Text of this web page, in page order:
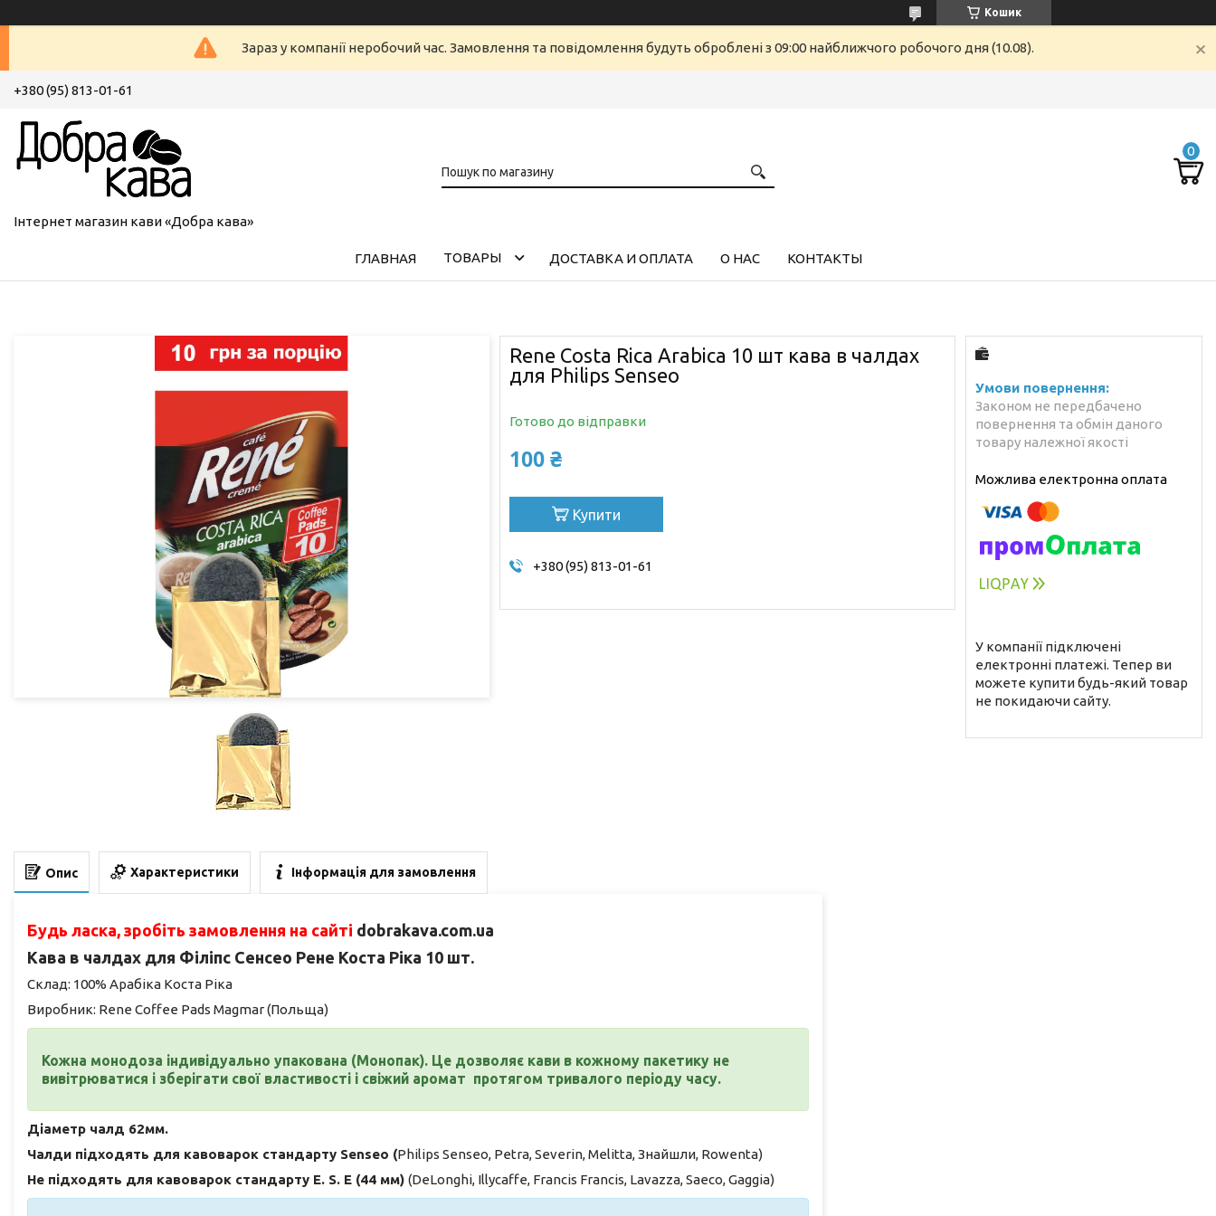
Кошик
Зараз у компанії неробочий час. Замовлення та повідомлення будуть оброблені з 09:00 найближчого робочого дня (10.08).
+380 (95) 813-01-61
Інтернет магазин кави «Добра кава»
ГЛАВНАЯ ТОВАРЫ ДОСТАВКА И ОПЛАТА О НАС КОНТАКТЫ
Rene Costa Rica Arabica 10 шт кава в чалдах
для Philips Senseo
Готово до відправки
100 ₴
Купити
+380 (95) 813-01-61
Законом не передбачено
повернення та обмін даного
товару належної якості
У компанії підключені
електронні платежі. Тепер ви
можете купити будь-який товар
не покидаючи сайту.
Опис Характеристики Інформація для замовлення
Будь ласка, зробіть замовлення на сайті dobrakava.com.ua
Кава в чалдах для Філіпс Сенсео Рене Коста Ріка 10 шт.
Склад: 100% Арабіка Коста Ріка
Виробник: Rene Coffee Pads Magmar (Польща)
Кожна монодоза індивідуально упакована (Монопак). Це дозволяє кави в кожному пакетику не
вивітрюватися і зберігати свої властивості і свіжий аромат протягом тривалого періоду часу.
Діаметр чалд 62мм.
Чалди підходять для кавоварок стандарту Senseo (Philips Senseo, Petra, Severin, Melitta, Знайшли, Rowenta)
Не підходять для кавоварок стандарту E. S. E (44 мм) (DeLonghi, Illycaffе, Francis Francis, Lavazza, Saeco, Gaggia)